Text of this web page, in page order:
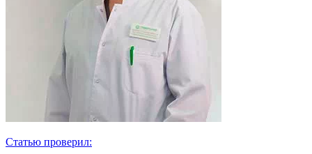
Статью проверил: